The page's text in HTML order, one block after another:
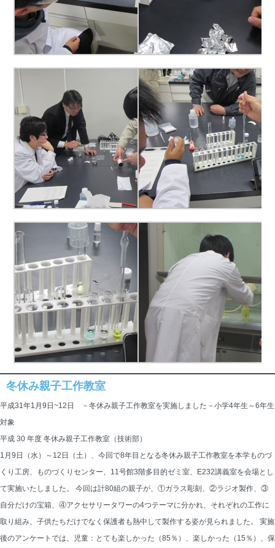
冬休み親子工作教室
平成31年1月9日~12日 －冬休み親子工作教室を実施しました－小学4年生～6年生
対象
平成 30 年度 冬休み親子工作教室（技術部）
1月9日（水）～12日（土）、今回で8年目となる冬休み親子工作教室を本学ものづ
くり工房、ものづくりセンター、11号館3階多目的ゼミ室、E232講義室を会場とし
て実施いたしました。 今回は計80組の親子が、①ガラス彫刻、②ラジオ製作、③
自分だけの宝箱、④アクセサリータワーの4つテーマに分かれ、それぞれの工作に
取り組み、子供たちだけでなく保護者も熱中して製作する姿が見られました。 実施
後のアンケートでは、児童：とても楽しかった（85％）、楽しかった（15％）、保